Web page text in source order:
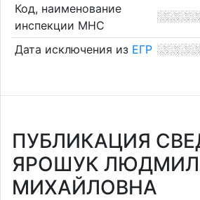
Код, наименование
инспекции МНС
Дата исключения из ЕГР
ПУБЛИКАЦИЯ
ЯРОШУК
МИХАЙЛОВНА